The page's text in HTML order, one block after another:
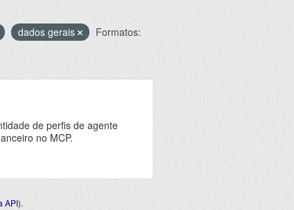
dados gerais
Formatos:
de perfis de agente
no MCP.
API).